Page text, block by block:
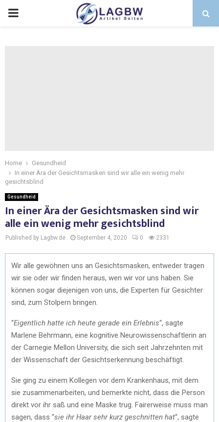
Home
Gesundheid
In einer Ära der Gesichtsmasken sind wir alle ein wenig mehr
gesichtsblind
Gesundheid
In einer Ära der Gesichtsmasken sind wir
alle ein wenig mehr gesichtsblind
Published by Lagbw.de September 4, 2020 0 2331
Wir alle gewöhnen uns an Gesichtsmasken, entweder tragen
wir sie oder wir finden heraus, wen wir vor uns haben. Sie
können sogar diejenigen von uns, die Experten für Gesichter
sind, zum Stolpern bringen.
“Eigentlich hatte ich heute gerade ein Erlebnis“, sagte
Marlene Behrmann, eine kognitive Neurowissenschaftlerin an
der Carnegie Mellon University, die sich seit Jahrzehnten mit
der Wissenschaft der Gesichtserkennung beschäftigt.
Sie ging zu einem Kollegen vor dem Krankenhaus, mit dem
sie zusammenarbeiten, und bemerkte nicht, dass die Person
direkt vor ihr saß und eine Maske trug. Fairerweise muss man
sagen, dass “sie ihr Haar sehr kurz geschnitten hat“, sagte